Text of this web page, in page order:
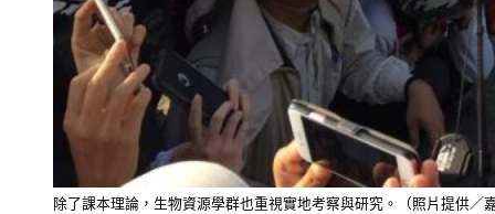
除了課本理論，生物資源學群也重視實地考察與研究。（照片提供／